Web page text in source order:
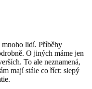
mnoho lidí. Příběhy
O jiných máme jen
To ale neznamená,
mají stále co říct: slepý